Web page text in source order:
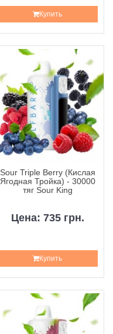
Купить
Sour Triple Berry (Кислая
Ягодная Тройка) - 30000
тяг Sour King
Цена: 735 грн.
Купить